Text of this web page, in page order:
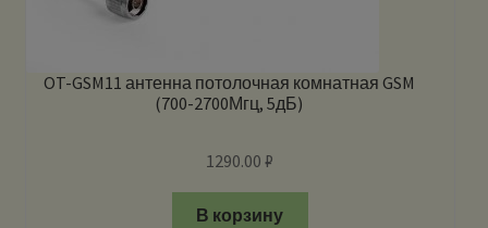
OT-GSM11 антенна потолочная комнатная GSM
(700-2700Мгц, 5дБ)
1290.00₽
В корзину